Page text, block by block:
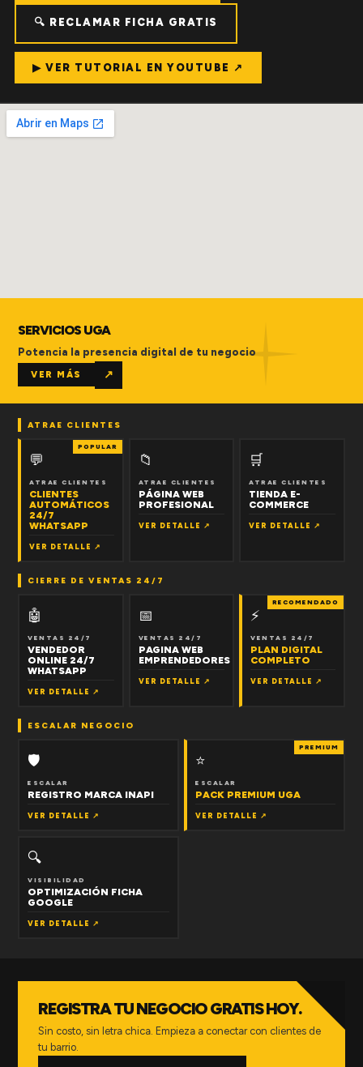
🔍 RECLAMAR FICHA GRATIS
▶ VER TUTORIAL EN YOUTUBE ↗
SERVICIOS UGA
Potencia la presencia digital de tu negocio
VER MÁS ↗
ATRAE CLIENTES
POPULAR
💬
ATRAE CLIENTES
CLIENTES
AUTOMÁTICOS
24/7
WHATSAPP
VER DETALLE ↗
📁
ATRAE CLIENTES
PÁGINA WEB
PROFESIONAL
VER DETALLE ↗
🛒
ATRAE CLIENTES
TIENDA E-
COMMERCE
VER DETALLE ↗
CIERRE DE VENTAS 24/7
🤖
VENTAS 24/7
VENDEDOR
ONLINE 24/7
WHATSAPP
VER DETALLE ↗
📅
VENTAS 24/7
PAGINA WEB
EMPRENDEDORES
VER DETALLE ↗
RECOMENDADO
⚡
VENTAS 24/7
PLAN DIGITAL
COMPLETO
VER DETALLE ↗
ESCALAR NEGOCIO
🛡
ESCALAR
REGISTRO MARCA INAPI
VER DETALLE ↗
PREMIUM
⭐
ESCALAR
PACK PREMIUM UGA
VER DETALLE ↗
🔍
VISIBILIDAD
OPTIMIZACIÓN FICHA
GOOGLE
VER DETALLE ↗
REGISTRA TU NEGOCIO GRATIS HOY.
Sin costo, sin letra chica. Empieza a conectar con clientes de
tu barrio.